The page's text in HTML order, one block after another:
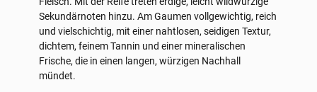
Sekundärnoten hinzu. Am Gaumen vollgewichtig, reich
und vielschichtig, mit einer nahtlosen, seidigen Textur,
dichtem, feinem Tannin und einer mineralischen
Frische, die in einen langen, würzigen Nachhall
mündet.